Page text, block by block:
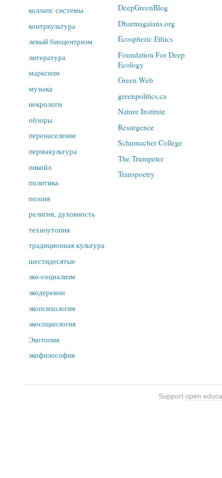
коллапс системы
контркультура
левый биоцентризм
литература
марксизм
музыка
некрологи
обзоры
перенаселение
пермакультура
пикойл
политика
поэзия
религия, духовность
техноутопия
традиционная культура
шестидесятые
эко-социализм
экодеревни
экопсихология
экосоциология
Экотопия
экофилософия
DeepGreenBlog
Dharmagaians.org
Ecospheric Ethics
Foundation For Deep
Ecology
Green Web
greenpolitics.ca
Nature Institute
Resurgence
Schumacher College
The Trumpeter
Transpoetry
Support open